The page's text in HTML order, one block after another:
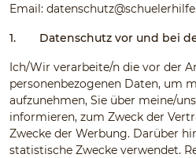
Email:
1. Datenschutz vor und bei
Ich/Wir verarbeite/n die vor der
personenbezogenen Daten, um
aufzunehmen, Sie über meine/
informieren, zum Zweck der
Zwecke der Werbung. Darüber
statistische Zwecke verwendet.